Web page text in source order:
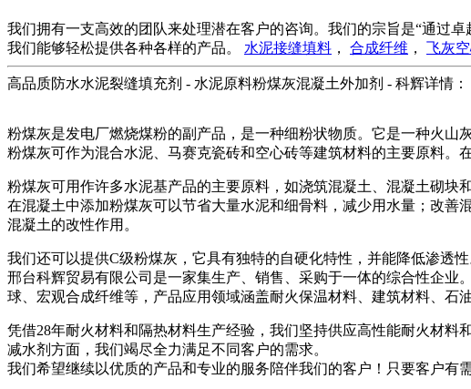
我们拥有一支高效的团队来处理潜在客户的咨询。我们的宗旨是“通过
我们能够轻松提供各种各样的产品。 水泥接缝填料 ， 合成纤维 ， 飞灰
高品质防水水泥裂缝填充剂 - 水泥原料粉煤灰混凝土外加剂 - 科辉详情：
粉煤灰是发电厂燃烧煤粉的副产品，是一种细粉状物质。它是一种火
粉煤灰可作为混合水泥、马赛克瓷砖和空心砖等建筑材料的主要原料
粉煤灰可用作许多水泥基产品的主要原料，如浇筑混凝土、混凝土砌块和
在混凝土中添加粉煤灰可以节省大量水泥和细骨料，减少用水量；改
混凝土的改性作用。
我们还可以提供C级粉煤灰，它具有独特的自硬化特性，并能降低渗透
邢台科辉贸易有限公司是一家集生产、销售、采购于一体的综合性企
球、宏观合成纤维等，产品应用领域涵盖耐火保温材料、建筑材料、
凭借28年耐火材料和隔热材料生产经验，我们坚持供应高性能耐火材
减水剂方面，我们竭尽全力满足不同客户的需求。
我们希望继续以优质的产品和专业的服务陪伴我们的客户！只要客户有